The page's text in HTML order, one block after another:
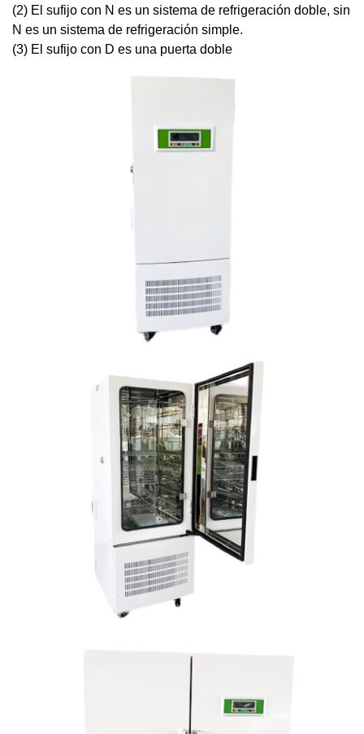
(2) El sufijo con N es un sistema de refrigeración doble, sin
N es un sistema de refrigeración simple.
(3) El sufijo con D es una puerta doble